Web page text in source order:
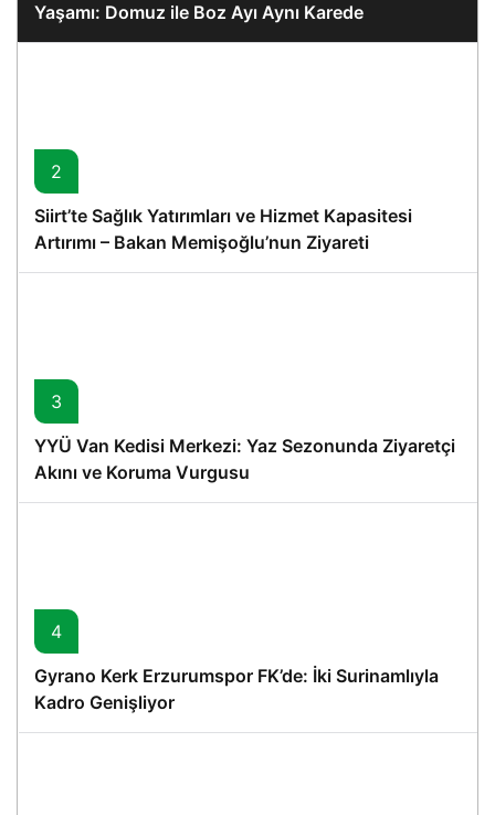
Yaşamı: Domuz ile Boz Ayı Aynı Karede
2
Siirt’te Sağlık Yatırımları ve Hizmet Kapasitesi
Artırımı – Bakan Memişoğlu’nun Ziyareti
3
YYÜ Van Kedisi Merkezi: Yaz Sezonunda Ziyaretçi
Akını ve Koruma Vurgusu
4
Gyrano Kerk Erzurumspor FK’de: İki Surinamlıyla
Kadro Genişliyor